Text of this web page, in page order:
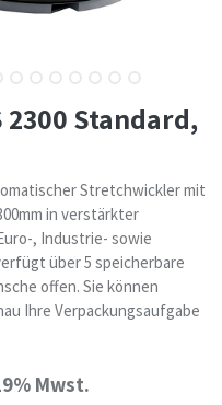
Standard,
Stretchwickler mit
in verstärkter
, Industrie- sowie
über 5 speicherbare
offen. Sie können
Ihre Verpackungsaufgabe
Mwst.